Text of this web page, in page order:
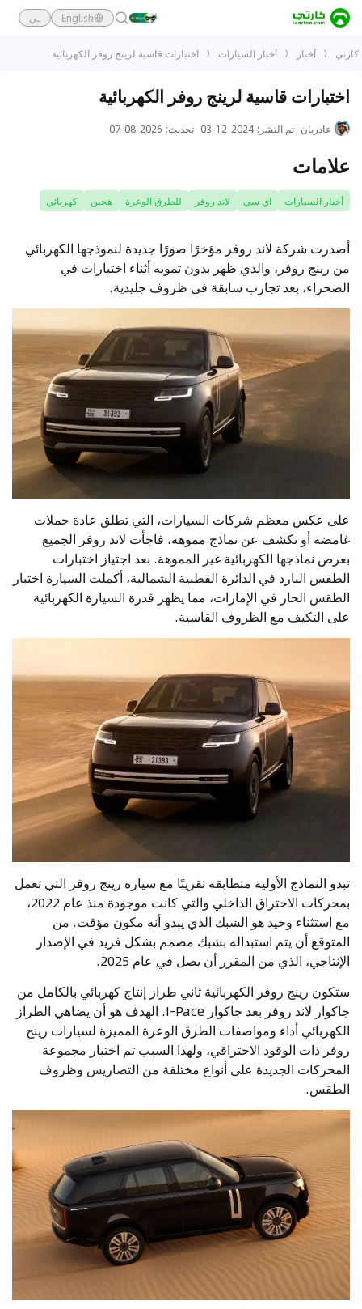
English ـي
كارتي أخبار أخبار السيارات اختبارات قاسية لرينج روفر الكهربائية
اختبارات قاسية لرينج روفر الكهربائية
عادريان تم النشر :
2024-12-03 تحديث:
2026-08-07
علامات
أخبار السيارات اي سي لاند روفر للطرق الوعرة هجين كهربائي
أصدرت شركة لاند روفر مؤخرًا صورًا جديدة لنموذجها الكهربائي
من رينج روفر، والذي ظهر بدون تمويه أثناء اختبارات في
الصحراء، بعد تجارب سابقة في ظروف جليدية.
على عكس معظم شركات السيارات، التي تطلق عادة حملات
غامضة أو تكشف عن نماذج مموهة، فاجأت لاند روفر الجميع
بعرض نماذجها الكهربائية غير المموهة. بعد اجتياز اختبارات
الطقس البارد في الدائرة القطبية الشمالية، أكملت السيارة اختبار
الطقس الحار في الإمارات، مما يظهر قدرة السيارة الكهربائية
على التكيف مع الظروف القاسية.
تبدو النماذج الأولية متطابقة تقريبًا مع سيارة رينج روفر التي تعمل
بمحركات الاحتراق الداخلي والتي كانت موجودة منذ عام 2022،
مع استثناء وحيد هو الشبك الذي يبدو أنه مكون مؤقت. من
المتوقع أن يتم استبداله بشبك مصمم بشكل فريد في الإصدار
الإنتاجي، الذي من المقرر أن يصل في عام 2025.
ستكون رينج روفر الكهربائية ثاني طراز إنتاج كهربائي بالكامل من
جاكوار لاند روفر بعد جاكوار I-Pace. الهدف هو أن يضاهي الطراز
الكهربائي أداء ومواصفات الطرق الوعرة المميزة لسيارات رينج
روفر ذات الوقود الاحتراقي، ولهذا السبب تم اختبار مجموعة
المحركات الجديدة على أنواع مختلفة من التضاريس وظروف
الطقس.